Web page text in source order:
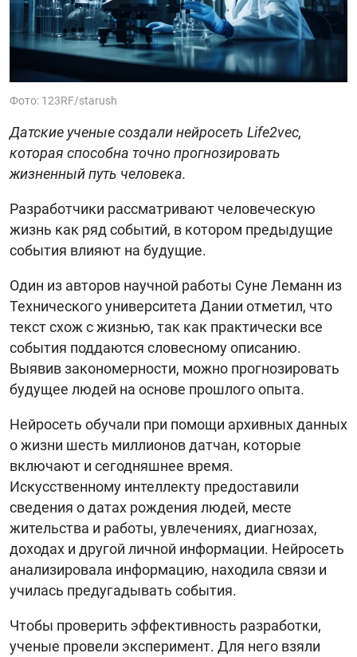
Фото: 123RF/starush
Датские ученые создали нейросеть Life2vec,
которая способна точно прогнозировать
жизненный путь человека.
Разработчики рассматривают человеческую
жизнь как ряд событий, в котором предыдущие
события влияют на будущие.
Один из авторов научной работы Суне Леманн из
Технического университета Дании отметил, что
текст схож с жизнью, так как практически все
события поддаются словесному описанию.
Выявив закономерности, можно прогнозировать
будущее людей на основе прошлого опыта.
Нейросеть обучали при помощи архивных данных
о жизни шесть миллионов датчан, которые
включают и сегодняшнее время.
Искусственному интеллекту предоставили
сведения о датах рождения людей, месте
жительства и работы, увлечениях, диагнозах,
доходах и другой личной информации. Нейросеть
анализировала информацию, находила связи и
училась предугадывать события.
Чтобы проверить эффективность разработки,
ученые провели эксперимент. Для него взяли